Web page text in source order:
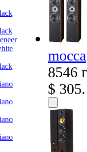
mocca
8546
$